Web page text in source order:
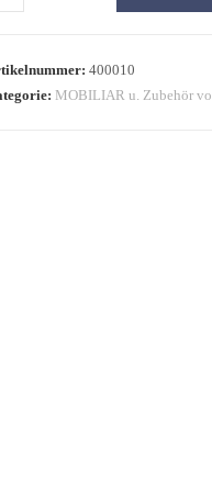
400010
MOBILIAR u. Zubehör